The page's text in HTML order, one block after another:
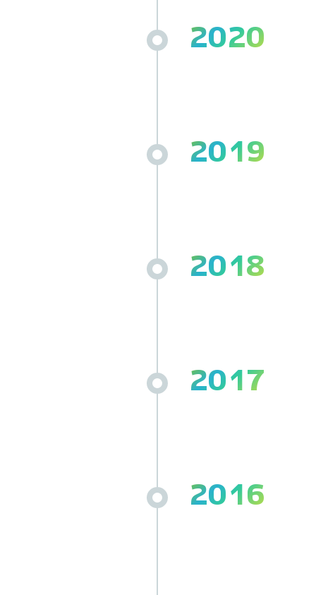
2020
2019
2018
2017
2016